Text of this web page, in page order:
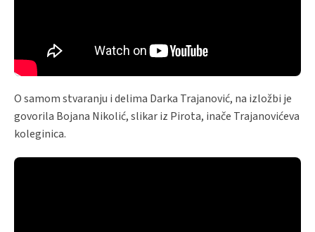
O samom stvaranju i delima Darka Trajanović, na izložbi je
govorila Bojana Nikolić, slikar iz Pirota, inače Trajanovićeva
koleginica.